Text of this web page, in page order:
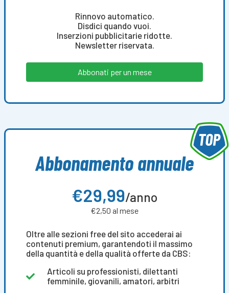
Rinnovo automatico.
Disdici quando vuoi.
Inserzioni pubblicitarie ridotte.
Newsletter riservata.
Abbonati per un mese
Abbonamento annuale
€29,99/anno
€2,50 al mese
Oltre alle sezioni free del sito accederai ai
contenuti premium, garantendoti il massimo
della quantità e della qualità offerte da CBS:
Articoli su professionisti, dilettanti
femminile, giovanili, amatori, arbitri